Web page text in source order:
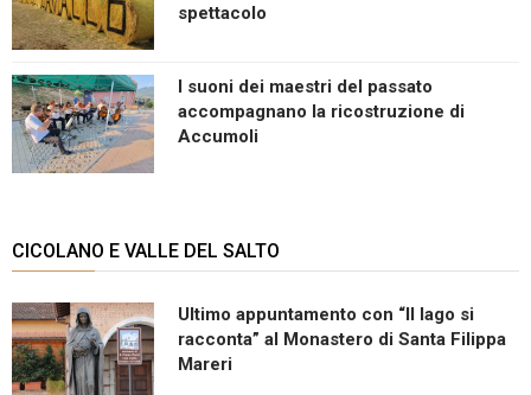
spettacolo
I suoni dei maestri del passato
accompagnano la ricostruzione di
Accumoli
CICOLANO E VALLE DEL SALTO
Ultimo appuntamento con “Il lago si
racconta” al Monastero di Santa Filippa
Mareri